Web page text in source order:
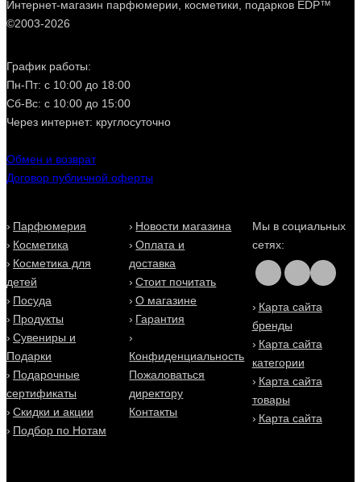
Интернет-магазин парфюмерии, косметики, подарков EDP™
©2003-2026
График работы:
Пн-Пт: с 10:00 до 18:00
Сб-Вс: с 10:00 до 15:00
Через интернет: круглосуточно
Обмен и возврат
Договор публичной оферты
Парфюмерия
Косметика
Косметика для
детей
Посуда
Продукты
Сувениры и
Подарки
Подарочные
сертификаты
Скидки и акции
Подбор по Нотам
Новости магазина
Оплата и
доставка
Стоит почитать
О магазине
Гарантия
Конфиденциальность
Пожаловаться
директору
Контакты
Мы в социальных
сетях:
Карта сайта
бренды
Карта сайта
категории
Карта сайта
товары
Карта сайта